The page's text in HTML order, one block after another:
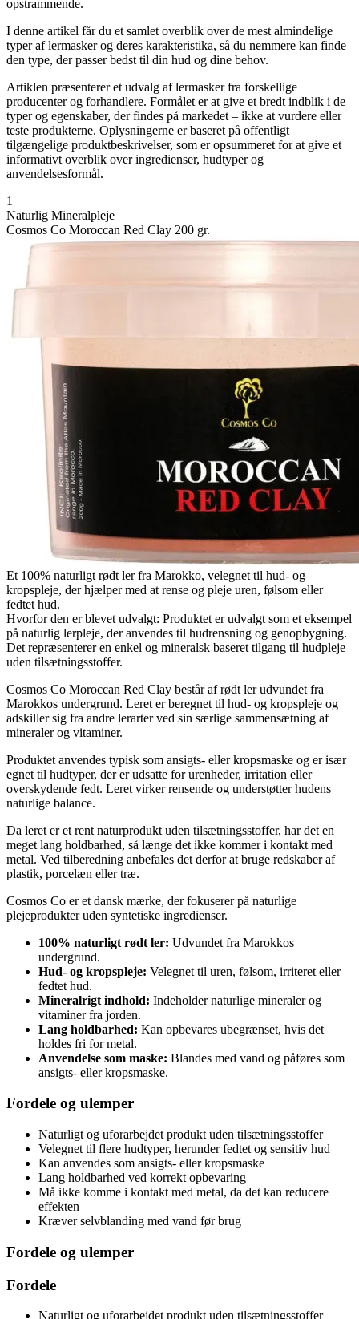
opstrammende.
I denne artikel får du et samlet overblik over de mest almindelige
typer af lermasker og deres karakteristika, så du nemmere kan finde
den type, der passer bedst til din hud og dine behov.
Artiklen præsenterer et udvalg af lermasker fra forskellige
producenter og forhandlere. Formålet er at give et bredt indblik i de
typer og egenskaber, der findes på markedet – ikke at vurdere eller
teste produkterne. Oplysningerne er baseret på offentligt
tilgængelige produktbeskrivelser, som er opsummeret for at give et
informativt overblik over ingredienser, hudtyper og
anvendelsesformål.
1
Naturlig Mineralpleje
Cosmos Co Moroccan Red Clay 200 gr.
Et 100% naturligt rødt ler fra Marokko, velegnet til hud- og
kropspleje, der hjælper med at rense og pleje uren, følsom eller
fedtet hud.
Hvorfor den er blevet udvalgt: Produktet er udvalgt som et eksempel
på naturlig lerpleje, der anvendes til hudrensning og genopbygning.
Det repræsenterer en enkel og mineralsk baseret tilgang til hudpleje
uden tilsætningsstoffer.
Cosmos Co Moroccan Red Clay består af rødt ler udvundet fra
Marokkos undergrund. Leret er beregnet til hud- og kropspleje og
adskiller sig fra andre lerarter ved sin særlige sammensætning af
mineraler og vitaminer.
Produktet anvendes typisk som ansigts- eller kropsmaske og er især
egnet til hudtyper, der er udsatte for urenheder, irritation eller
overskydende fedt. Leret virker rensende og understøtter hudens
naturlige balance.
Da leret er et rent naturprodukt uden tilsætningsstoffer, har det en
meget lang holdbarhed, så længe det ikke kommer i kontakt med
metal. Ved tilberedning anbefales det derfor at bruge redskaber af
plastik, porcelæn eller træ.
Cosmos Co er et dansk mærke, der fokuserer på naturlige
plejeprodukter uden syntetiske ingredienser.
100% naturligt rødt ler: Udvundet fra Marokkos
undergrund.
Hud- og kropspleje: Velegnet til uren, følsom, irriteret eller
fedtet hud.
Mineralrigt indhold: Indeholder naturlige mineraler og
vitaminer fra jorden.
Lang holdbarhed: Kan opbevares ubegrænset, hvis det
holdes fri for metal.
Anvendelse som maske: Blandes med vand og påføres som
ansigts- eller kropsmaske.
Fordele og ulemper
Naturligt og uforarbejdet produkt uden tilsætningsstoffer
Velegnet til flere hudtyper, herunder fedtet og sensitiv hud
Kan anvendes som ansigts- eller kropsmaske
Lang holdbarhed ved korrekt opbevaring
Må ikke komme i kontakt med metal, da det kan reducere
effekten
Kræver selvblanding med vand før brug
Fordele og ulemper
Fordele
Naturligt og uforarbejdet produkt uden tilsætningsstoffer